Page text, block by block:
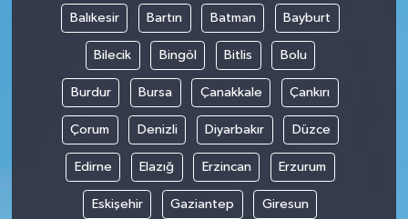
Balıkesir Bartın Batman Bayburt
Bilecik Bingöl Bitlis Bolu
Burdur Bursa Çanakkale Çankırı
Çorum Denizli Diyarbakır Düzce
Edirne Elazığ Erzincan Erzurum
Eskişehir Gaziantep Giresun